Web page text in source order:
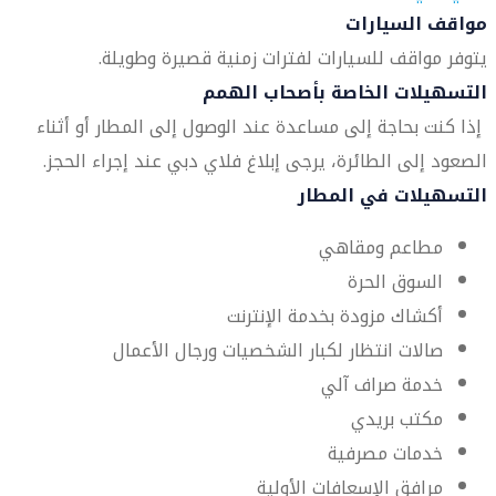
مواقف السيارات
يتوفر مواقف للسيارات لفترات زمنية قصيرة وطويلة.
التسهيلات الخاصة بأصحاب الهمم
إذا كنت بحاجة إلى مساعدة عند الوصول إلى المطار أو أثناء
الصعود إلى الطائرة، يرجى إبلاغ فلاي دبي عند إجراء الحجز.
التسهيلات في المطار
مطاعم ومقاهي
السوق الحرة
أكشاك مزودة بخدمة الإنترنت
صالات انتظار لكبار الشخصيات ورجال الأعمال
خدمة صراف آلي
مكتب بريدي
خدمات مصرفية
مرافق الإسعافات الأولية